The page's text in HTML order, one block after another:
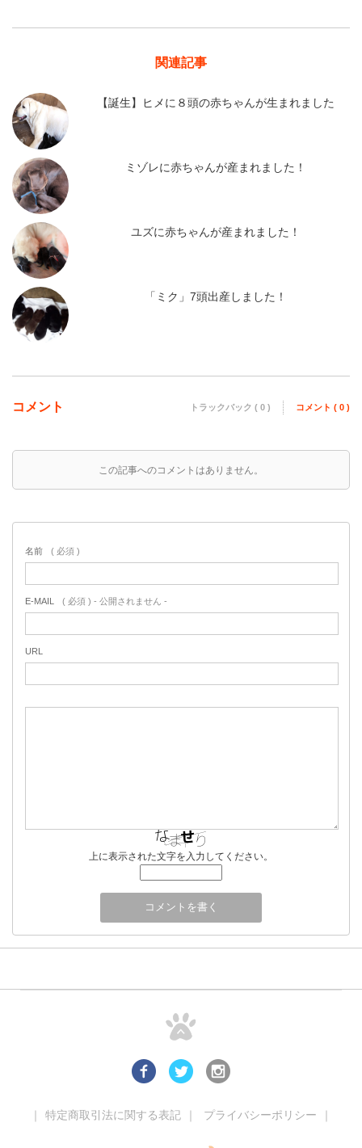
関連記事
【誕生】ヒメに８頭の赤ちゃんが生まれました
ミゾレに赤ちゃんが産まれました！
ユズに赤ちゃんが産まれました！
「ミク」7頭出産しました！
コメント トラックバック ( 0 ) コメント ( 0 )
この記事へのコメントはありません。
名前 ( 必須 )
E-MAIL ( 必須 ) - 公開されません -
URL
上に表示された文字を入力してください。
特定商取引法に関する表記 プライバシーポリシー